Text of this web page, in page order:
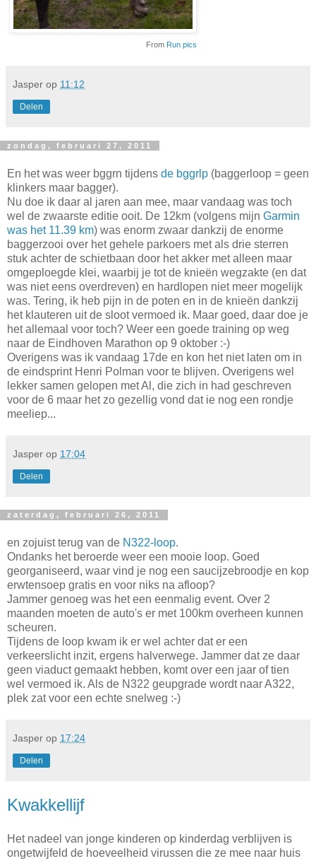
From Run pics
Jasper op 11:12
Delen
zondag, februari 27, 2011
En het was weer bggrn tijdens de bggrlp (baggerloop = geen
klinkers maar bagger).
Nu doe ik daar al jaren aan mee, maar vandaag was toch
wel de zwaarste editie ooit. De 12km (volgens mijn Garmin
was het 11.39 km) was enorm zwaar dankzij de enorme
baggerzooi over het gehele parkoers met als drie sterren
stuk achter de schietbaan door het akker met alleen maar
omgeploegde klei, waarbij je tot de knieën wegzakte (en dat
was niet eens overdreven) en hardlopen niet meer mogelijk
was. Tering, ik heb pijn in de poten en in de knieën dankzij
het klauteren uit de sloot vermoed ik. Maar goed, daar doe je
het allemaal voor toch? Weer een goede training op weg
naar de Eindhoven Marathon op 9 oktober :-)
Overigens was ik vandaag 17de en kon het niet laten om in
de eindsprint Henri Polman voor te blijven. Overigens wel
lekker samen gelopen met Al, die zich in had geschreven
voor de 6 maar het zo gezellig vond dat ie nog een rondje
meeliep...
Jasper op 17:04
Delen
zaterdag, februari 26, 2011
en zojuist terug van de N322-loop.
Ondanks het beroerde weer een mooie loop. Goed
georganiseerd, waar vind je nog een saucijzebroodje en kop
erwtensoep gratis en voor niks na afloop?
Jammer genoeg was het een eenmalig event. Over 2
maanden moeten de auto's er met 100km overheen kunnen
scheuren.
Tijdens de loop kwam ik er wel achter dat er een
verkeerslicht inzit, ergens halverwege. Jammer dat ze daar
geen viaduct gemaakt hebben, komt over een jaar of tien
wel vermoed ik. Als de N322 geupgrade wordt naar A322,
plek zat voor een echte snelweg :-)
Jasper op 17:24
Delen
Kwakkellijf
Het nadeel van jonge kinderen op kinderdag verblijven is
ongetwijfeld de hoeveelheid virussen die ze mee naar huis